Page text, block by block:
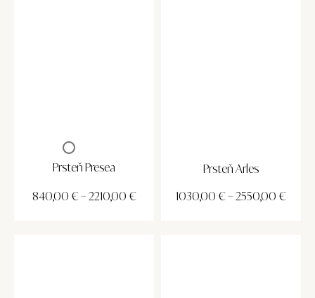
Prsteň Presea
840,00 € – 2210,00 €
Prsteň Arles
1030,00 € – 2550,00 €